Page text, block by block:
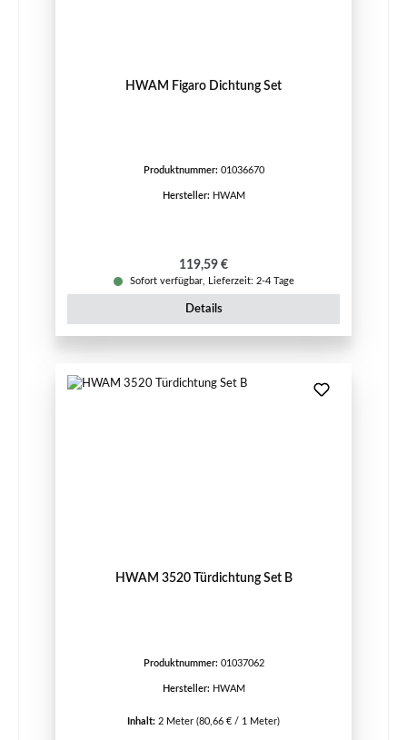
HWAM Figaro Dichtung Set
Produktnummer: 01036670
Hersteller: HWAM
Regulärer Preis:
119,59 €
Sofort verfügbar, Lieferzeit: 2-4 Tage
Details
HWAM 3520 Türdichtung Set B
Produktnummer: 01037062
Hersteller: HWAM
Inhalt: 2 Meter (80,66 € / 1 Meter)